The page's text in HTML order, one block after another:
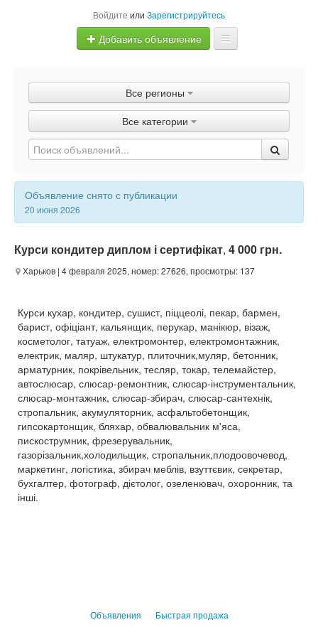
Войдите или Зарегистрируйтесь
Добавить объявление
Объявления
Быстрая продажа
Все регионы
Все категории
Объявление снято с публикации
20 июня 2026
Курси кондитер диплом і сертифікат, 4 000 грн.
Харьков | 4 февраля 2025, номер: 27626, просмотры: 137
Курси кухар, кондитер, сушист, піццеолі, пекар, бармен,
барист, офіціант, кальянщик, перукар, манікюр, візаж,
косметолог, татуаж, електромонтер, електромонтажник,
електрик, маляр, штукатур, плиточник,муляр, бетонник,
арматурник, покрівельник, тесляр, токар, телемайстер,
автослюсар, слюсар-ремонтник, слюсар-інструментальник,
слюсар-монтажник, слюсар-збирач, слюсар-сантехнік,
стропальник, акумуляторник, асфальтобетонщик,
гипсокартонщик, бляхар, обвалювальник м'яса,
пискострумник, фрезерувальник,
газорізальник,холодильщик, стропальник,плодоовочевод,
маркетинг, логістика, збирач меблів, взуттєвик, секретар,
бухгалтер, фотограф, дієтолог, озеленювач, охоронник, та
інші.
Объявления Быстрая продажа